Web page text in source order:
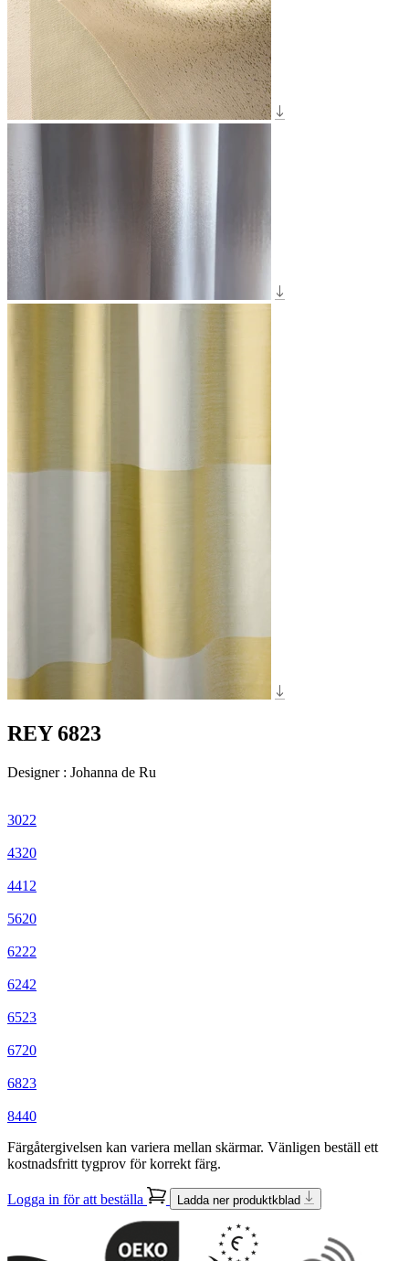
REY 6823
Designer : Johanna de Ru
3022
4320
4412
5620
6222
6242
6523
6720
6823
8440
Färgåtergivelsen kan variera mellan skärmar. Vänligen beställ ett
kostnadsfritt tygprov för korrekt färg.
Logga in för att beställa Ladda ner produktkblad